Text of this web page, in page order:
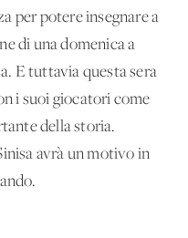
per potere insegnare a
di una domenica a
E tuttavia questa sera
i suoi giocatori come
della storia.
avrà un motivo in